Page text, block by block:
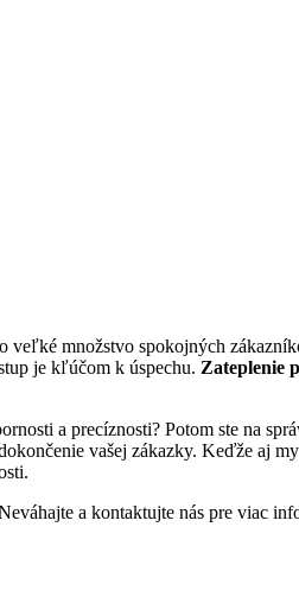
veľké množstvo spokojných
je kľúčom k úspechu. Zateplenie
a precíznosti? Potom ste na
vašej zákazky. Keďže aj
a kontaktujte nás pre viac